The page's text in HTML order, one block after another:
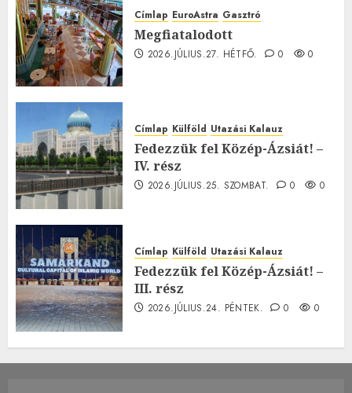
Címlap EuroAstra Gasztró
Megfiatalodott
2026.JÚLIUS.27. HÉTFŐ. 0 0
Címlap Külföld Utazási Kalauz
Fedezzük fel Közép-Ázsiát! –
IV. rész
2026.JÚLIUS.25. SZOMBAT. 0 0
Címlap Külföld Utazási Kalauz
Fedezzük fel Közép-Ázsiát! –
III. rész
2026.JÚLIUS.24. PÉNTEK. 0 0